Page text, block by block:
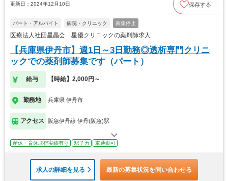
更新日：2024年12月10日 保存する
パート・アルバイト 病院・クリニック 募集停止
医療法人社団星晶会 星優クリニックの薬剤師求人
【兵庫県伊丹市】週1日～3日勤務◎透析専門クリニ
ックでの薬剤師募集です（パート）
給与 【時給】2,000円～
勤務地 兵庫県 伊丹市
アクセス 阪急伊丹線 伊丹(阪急)駅
産休・育休取得実績有り 駅チカ 車通勤可
求人の詳細を見る 最新の募集状況を問い合わせる